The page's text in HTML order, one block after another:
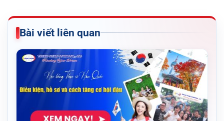
Bài viết liên quan